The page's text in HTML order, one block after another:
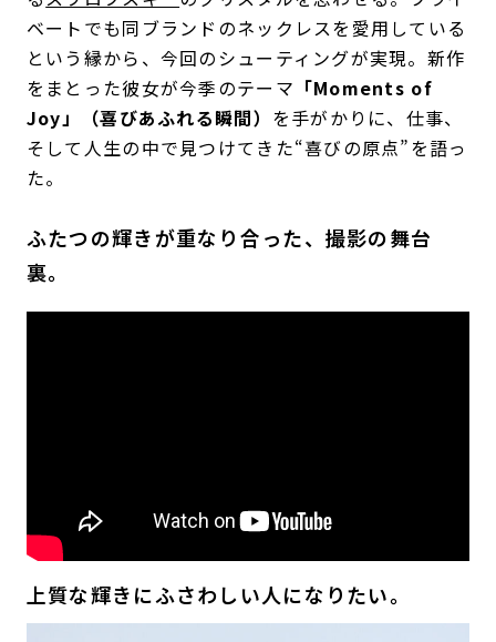
ベートでも同ブランドのネックレスを愛用している
という縁から、今回のシューティングが実現。新作
をまとった彼女が今季のテーマ 「Moments of
Joy」（喜びあふれる瞬間） を手がかりに、仕事、
そして人生の中で見つけてきた“喜びの原点”を語っ
た。
ふたつの輝きが重なり合った、撮影の舞台
裏。
上質な輝きにふさわしい人になりたい。